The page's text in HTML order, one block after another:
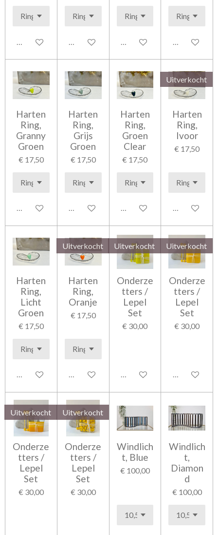
Bekijk details Bekijk details Bekijk details Bekijk details
Harten
Ring,
Granny
Groen
€ 17,50
Bekijk details
Harten
Ring,
Grijs
Groen
€ 17,50
Bekijk details
Harten
Ring,
Groen
Clear
€ 17,50
Bekijk details
Uitverkocht
Harten
Ring,
Ivoor
€ 17,50
Houd mij op
Harten
Ring,
Licht
Groen
€ 17,50
Bekijk details
Uitverkocht
Harten
Ring,
Oranje
€ 17,50
Houd mij op de hoogte
Uitverkocht
Onderze
tters /
Lepel
Set
€ 30,00
Houd mij op de hoogte
Uitverkocht
Onderze
tters /
Lepel
Set
€ 30,00
Houd mij op
Uitverkocht
Onderze
tters /
Lepel
Set
€ 30,00
Uitverkocht
Onderze
tters /
Lepel
Set
€ 30,00
Windlich
t, Blue
€ 100,00
Windlich
t,
Diamon
d
€ 100,00